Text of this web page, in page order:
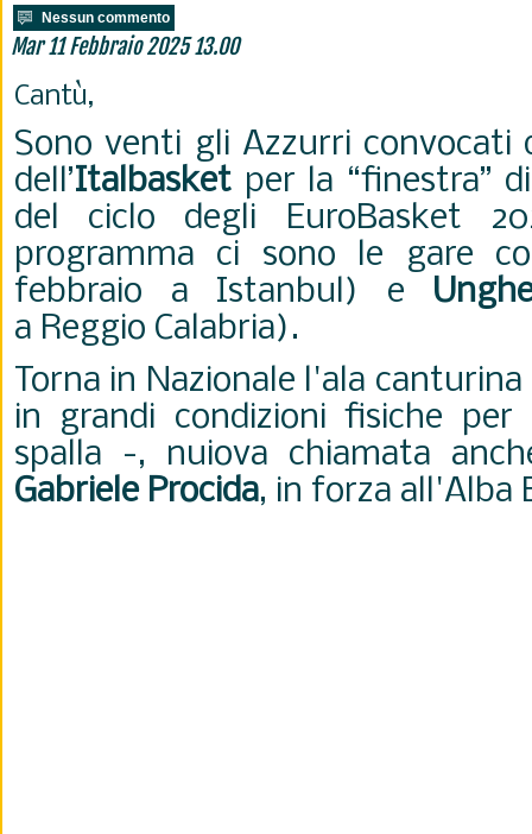
Nessun commento
Mar 11 Febbraio 2025 13.00
Cantù,
Sono venti gli Azzurri convocati
dell’Italbasket per la “finestra”
del ciclo degli EuroBasket
programma ci sono le gare
febbraio a Istanbul) e
a Reggio Calabria).
Torna in Nazionale l'ala canturina
in grandi condizioni fisiche
spalla -, nuiova chiamata
Gabriele Procida, in forza all'Alba